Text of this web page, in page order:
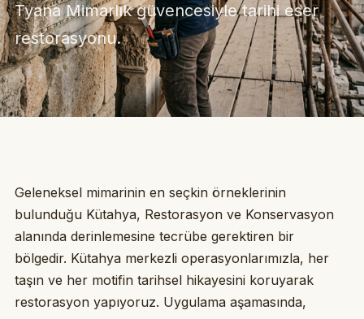
Tyana Mimarlık güvencesiyle tarihi eser
restorasyonu.
Geleneksel mimarinin en seçkin örneklerinin
bulunduğu Kütahya, Restorasyon ve Konservasyon
alanında derinlemesine tecrübe gerektiren bir
bölgedir. Kütahya merkezli operasyonlarımızla, her
taşın ve her motifin tarihsel hikayesini koruyarak
restorasyon yapıyoruz. Uygulama aşamasında,